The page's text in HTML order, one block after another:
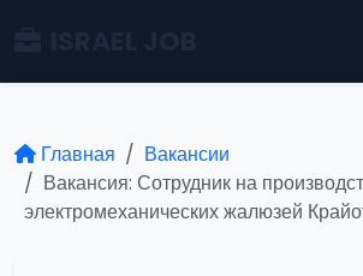
Главная
Вакансии
Вакансия: Сотрудник на
электромеханических жалюзей